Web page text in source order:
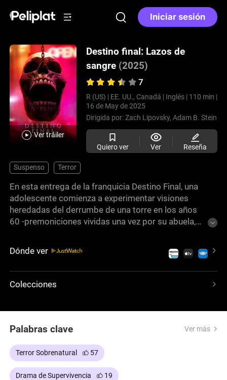
Iniciar sesión
Ver tráiler
Destino final: Lazos de
sangre (2025)
7
R (US) | EE. UU., Canadá | Inglés | 110 min |
16 de May de 2025
Dirigida por:Zach Lipovsky, Adam B. Stein
Quiero ver Ver Reseña
Suspenso Terror
En esta entrega de la franquicia Destino Final, una
adolescente comienza a experimentar visiones
heredadas del derrumbe de una torre en los años
60 -premoniciones vividas una vez por su abuela,
nueva secuencia, ella debe descifrar el patrón antes
Dónde ver
Colecciones
Palabras clave Ver más
Terror Sobrenatural 57
Drama de Supervivencia 19